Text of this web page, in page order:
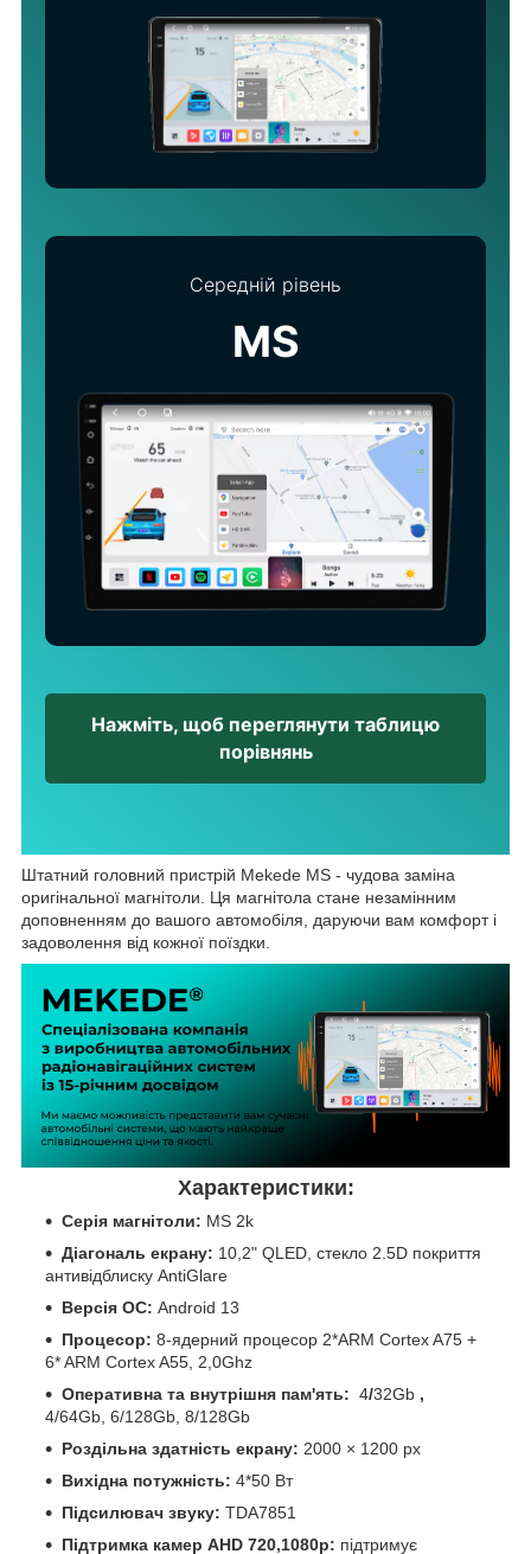
Середній рівень
MS
Нажміть, щоб переглянути таблицю
порівнянь
Штатний головний пристрій Mekede MS - чудова заміна
оригінальної магнітоли. Ця магнітола стане незамінним
доповненням до вашого автомобіля, даруючи вам комфорт і
задоволення від кожної поїздки.
Характеристики:
Серія магнітоли: MS 2k
Діагональ екрану: 10,2" QLED, стекло 2.5D покриття
антивідблиску AntiGlare
Версія ОС: Android 13
Процесор: 8-ядерний процесор 2*ARM Cortex A75 +
6* ARM Cortex A55, 2,0Ghz
Оперативна та внутрішня пам'ять: 4/32Gb ,
4/64Gb, 6/128Gb, 8/128Gb
Роздільна здатність екрану: 2000 × 1200 px
Вихідна потужність: 4*50 Вт
Підсилювач звуку: TDA7851
Підтримка камер AHD 720,1080р: підтримує